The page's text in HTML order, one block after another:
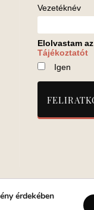
Vezetéknév
Elolvastam az
Tájékoztatót
Igen
érdekében